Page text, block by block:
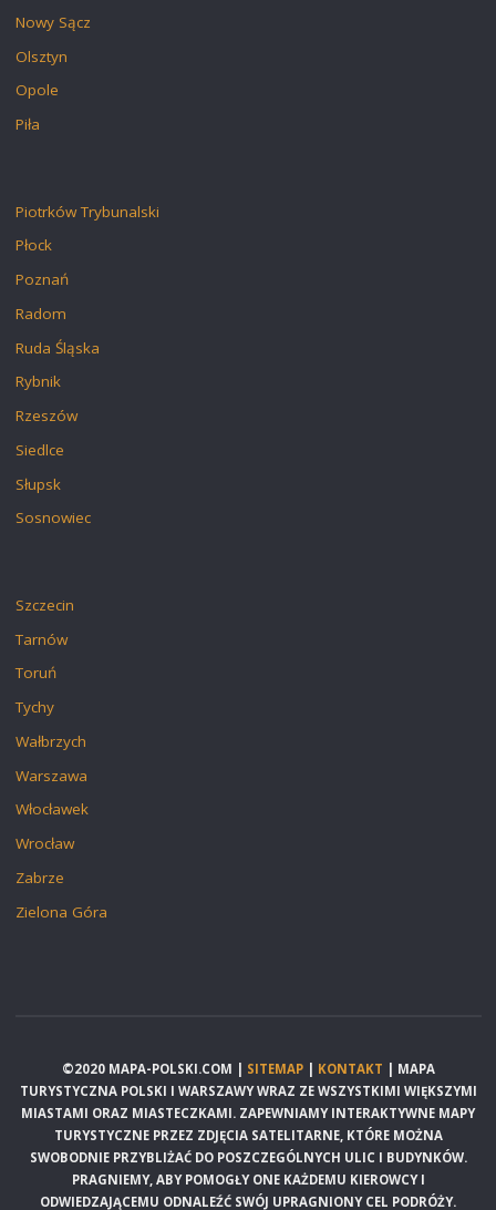
Nowy Sącz
Olsztyn
Opole
Piła
Piotrków Trybunalski
Płock
Poznań
Radom
Ruda Śląska
Rybnik
Rzeszów
Siedlce
Słupsk
Sosnowiec
Szczecin
Tarnów
Toruń
Tychy
Wałbrzych
Warszawa
Włocławek
Wrocław
Zabrze
Zielona Góra
©2020 MAPA-POLSKI.COM | SITEMAP| KONTAKT | MAPA
TURYSTYCZNA POLSKI I WARSZAWY WRAZ ZE WSZYSTKIMI WIĘKSZYMI
MIASTAMI ORAZ MIASTECZKAMI. ZAPEWNIAMY INTERAKTYWNE MAPY
TURYSTYCZNE PRZEZ ZDJĘCIA SATELITARNE, KTÓRE MOŻNA
SWOBODNIE PRZYBLIŻAĆ DO POSZCZEGÓLNYCH ULIC I BUDYNKÓW.
PRAGNIEMY, ABY POMOGŁY ONE KAŻDEMU KIEROWCY I
ODWIEDZAJĄCEMU ODNALEŹĆ SWÓJ UPRAGNIONY CEL PODRÓŻY.